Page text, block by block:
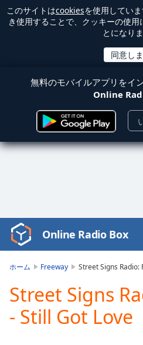
このサイトはcookiesを使用してい
き使用することで、クッキーの使
とになりま
無料のモバイルアプリをイ
Online
Video
Player
Play
Video
Online Radio Box
ホーム Freeway Street Signs Radio:
Street Signs
- Still Got Love